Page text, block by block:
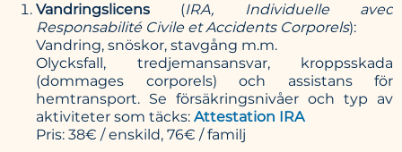
Vandringslicens (IRA,
Individuelle avec
Responsabilité Civile et Accidents Corporels):
Vandring, snöskor, stavgång m.m.
Olycksfall, tredjemansansvar, kroppsskada
(dommages corporels) och assistans för
hemtransport. Se försäkringsnivåer och typ av
aktiviteter som täcks: Attestation IRA
Pris: 38€ / enskild, 76€ / familj